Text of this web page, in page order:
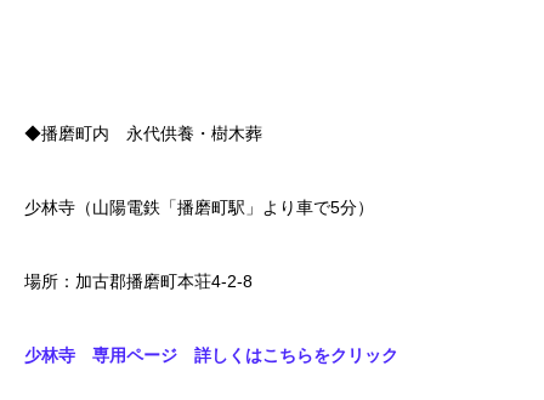
◆播磨町内 永代供養・樹木葬
少林寺（山陽電鉄「播磨町駅」より車で5分）
場所：加古郡播磨町本荘4‐2‐8
少林寺 専用ページ 詳しくはこちらをクリック